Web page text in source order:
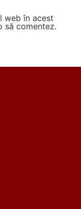
web în acest
să comentez.